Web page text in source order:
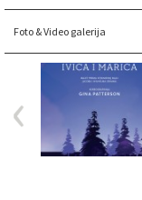
Foto & Video galerija